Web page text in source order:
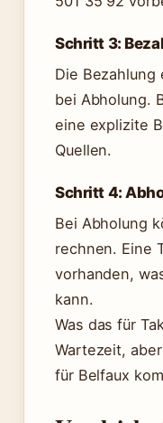
Schritt 3:
Die Bezahlung
bei Abholung.
eine explizite
Quellen.
Schritt 4:
Bei Abholung
rechnen. Eine
vorhanden,
kann.
Was das für
Wartezeit,
für Belfaux